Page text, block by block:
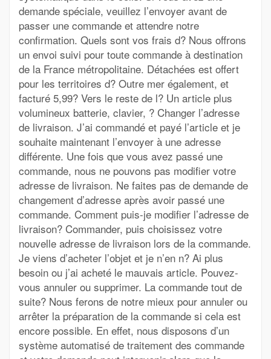
demande spéciale, veuillez l’envoyer avant de
passer une commande et attendre notre
confirmation. Quels sont vos frais d? Nous offrons
un envoi suivi pour toute commande à destination
de la France métropolitaine. Détachées est offert
pour les territoires d? Outre mer également, et
facturé 5,99? Vers le reste de l? Un article plus
volumineux batterie, clavier, ? Changer l’adresse
de livraison. J’ai commandé et payé l’article et je
souhaite maintenant l’envoyer à une adresse
différente. Une fois que vous avez passé une
commande, nous ne pouvons pas modifier votre
adresse de livraison. Ne faites pas de demande de
changement d’adresse après avoir passé une
commande. Comment puis-je modifier l’adresse de
livraison? Commander, puis choisissez votre
nouvelle adresse de livraison lors de la commande.
Je viens d’acheter l’objet et je n’en n? Ai plus
besoin ou j’ai acheté le mauvais article. Pouvez-
vous annuler ou supprimer. La commande tout de
suite? Nous ferons de notre mieux pour annuler ou
arrêter la préparation de la commande si cela est
encore possible. En effet, nous disposons d’un
système automatisé de traitement des commande